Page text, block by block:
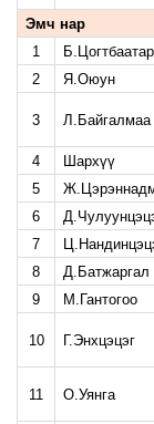
Эмч нар
1
Б.Цогтбаатар
2
Я.Оюун
3 Л.Байгалмаа
4
Шархүү
5
6
7
8
Д.Батжаргал
9
М.Гантогоо
10 Г.Энхцэцэг
11 О.Уянга